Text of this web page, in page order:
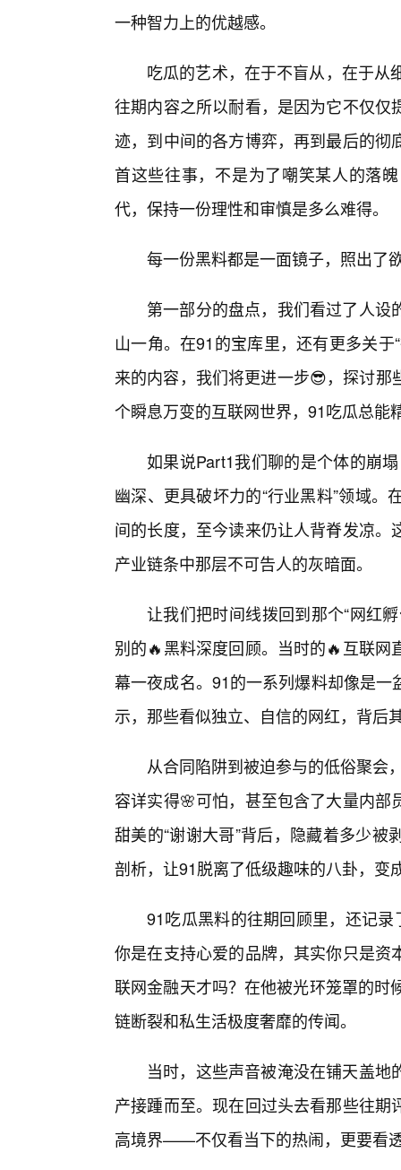
一种智力上的优越感。
吃瓜的艺术，在于不盲从，在于从
往期内容之所以耐看，是因为它不仅
迹，到中间的各方博弈，再到最后的
首这些往事，不是为了嘲笑某人的落
代，保持一份理性和审慎是多么难得。
每一份黑料都是一面镜子，照出了
第一部分的盘点，我们看过了人
山一角。在91的宝库里，还有更多关
来的内容，我们将更进一步😎，探讨
个瞬息万变的互联网世界，91吃瓜总能
如果说Part1我们聊的是个体的崩
幽深、更具破坏力的“行业黑料”领域
间的长度，至今读来仍让人背脊发凉
产业链条中那层不可告人的灰暗面。
让我们把时间线拨回到那个“网红
别的🔥黑料深度回顾。当时的🔥互联
幕一夜成名。91的一系列爆料却像是
示，那些看似独立、自信的网红，背后
从合同陷阱到被迫参与的低俗聚会
容详实得🌸可怕，甚至包含了大量内
甜美的“谢谢大哥”背后，隐藏着多少
剖析，让91脱离了低级趣味的八卦，变
91吃瓜黑料的往期回顾里，还记
你是在支持心爱的品牌，其实你只是
联网金融天才吗？在他被光环笼罩的
链断裂和私生活极度奢靡的传闻。
当时，这些声音被淹没在铺天盖
产接踵而至。现在回过头去看那些往
高境界——不仅看当下的热闹，更要看